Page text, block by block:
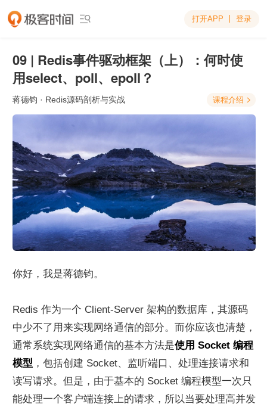
 打开APP 登录
09 | Redis事件驱动框架（上）：何时使
用select、poll、epoll？
蒋德钧 · Redis源码剖析与实战 课程介绍 
你好，我是蒋德钧。
Redis 作为一个 Client-Server 架构的数据库，其源码
中少不了用来实现网络通信的部分。而你应该也清楚，
通常系统实现网络通信的基本方法是使用 Socket 编程
模型 ，包括创建 Socket、监听端口、处理连接请求和
读写请求。但是，由于基本的 Socket 编程模型一次只
能处理一个客户端连接上的请求，所以当要处理高并发